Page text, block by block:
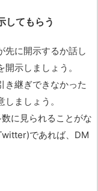
してもらう
先に開示するか話し
示しましょう。
き継ぎできなかった
ましょう。
に見られることがな
であれば、DM